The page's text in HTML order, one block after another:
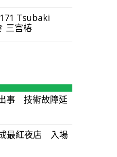
Tsubaki
三宫椿
事 技術故障延
最紅夜店 入場